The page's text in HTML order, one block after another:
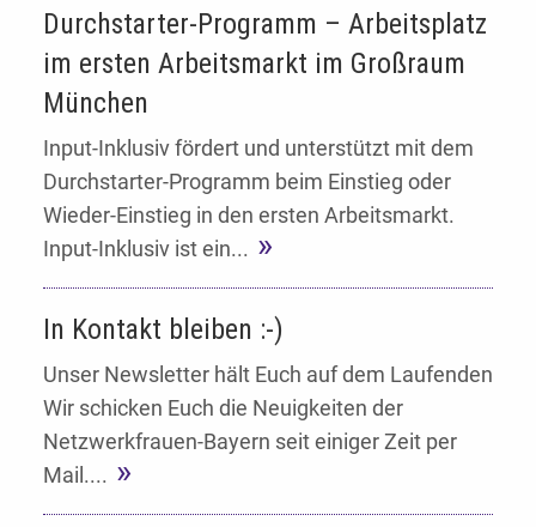
Durchstarter-Programm – Arbeitsplatz
im ersten Arbeitsmarkt im Großraum
München
Input-Inklusiv fördert und unterstützt mit dem
Durchstarter-Programm beim Einstieg oder
Wieder-Einstieg in den ersten Arbeitsmarkt.
Input-Inklusiv ist ein...
In Kontakt bleiben :-)
Unser Newsletter hält Euch auf dem Laufenden
Wir schicken Euch die Neuigkeiten der
Netzwerkfrauen-Bayern seit einiger Zeit per
Mail....